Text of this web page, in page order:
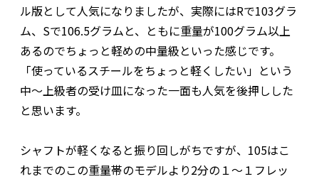
ル版として人気になりましたが、実際にはRで103グラ
ム、Sで106.5グラムと、ともに重量が100グラム以上
あるのでちょっと軽めの中量級といった感じです。
「使っているスチールをちょっと軽くしたい」という
中〜上級者の受け皿になった一面も人気を後押しした
と思います。
シャフトが軽くなると振り回しがちですが、105はこ
れまでのこの重量帯のモデルより2分の１〜１フレッ